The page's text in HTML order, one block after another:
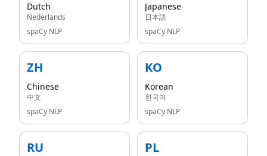
Dutch
Nederlands
spaCy NLP
Japanese
日本語
spaCy NLP
ZH
Chinese
中文
spaCy NLP
KO
Korean
한국어
spaCy NLP
RU PL